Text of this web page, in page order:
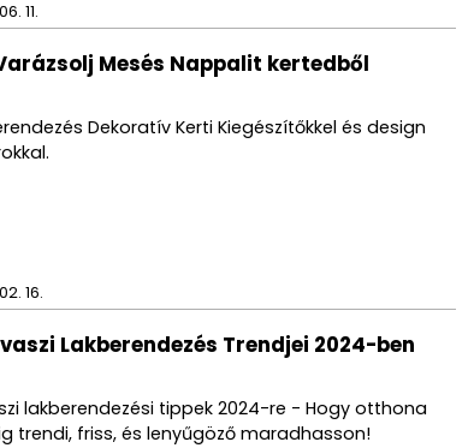
11.
Mesés Nappalit kertedből
Dekoratív Kerti Kiegészítőkkel és design
16.
Lakberendezés Trendjei 2024-ben
lakberendezési tippek 2024-re - Hogy otthona
trendi, friss, és lenyűgöző maradhasson!